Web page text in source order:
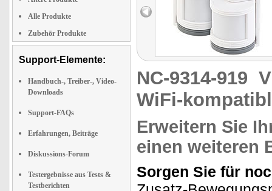
Alle Produkte
Zubehör Produkte
Support-Elemente:
Handbuch-, Treiber-, Video-
Downloads
Support-FAQs
Erfahrungen, Beiträge
Diskussions-Forum
Testergebnisse aus Tests &
Testberichten
NC-9314-919
WiFi-
Erweitern Sie
einen weiteren
Sorgen Sie für